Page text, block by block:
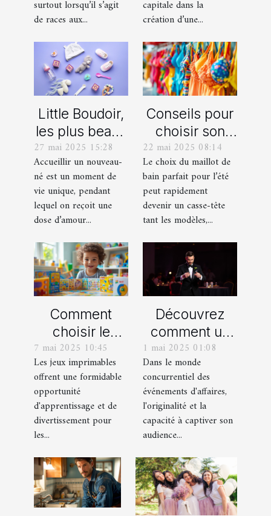
miniature
surtout lorsqu’il s’agit
de races aux...
immersif
capitale dans la
création d’une...
Little Boudoir,
les plus beaux
cadeaux de
naissance
personnalisés
!
27 mai 2025 15:28
Accueillir un nouveau-
né est un moment de
vie unique, pendant
lequel on reçoit une
dose d’amour...
Conseils pour
choisir son
maillot de bain
idéal pour l'été
22 mai 2025 08:14
Le choix du maillot de
bain parfait pour l’été
peut rapidement
devenir un casse-tête
tant les modèles,...
Comment
choisir le
meilleur jeu
imprimable
pour votre
enfant
7 mai 2025 10:45
Les jeux imprimables
offrent une formidable
opportunité
d'apprentissage et de
divertissement pour
les...
Découvrez
comment un
spectacle de
magie
transforme les
événements
professionnels
1 mai 2025 01:08
Dans le monde
concurrentiel des
événements d'affaires,
l'originalité et la
capacité à captiver son
audience...